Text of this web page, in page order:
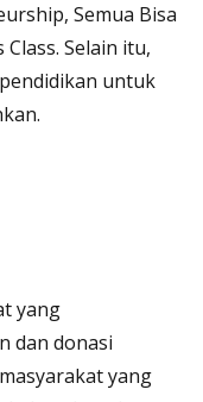
Semua Bisa
Selain itu,
untuk
yang
dan donasi
yang